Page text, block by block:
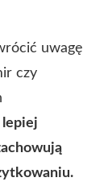
uwagę
czy
lepiej